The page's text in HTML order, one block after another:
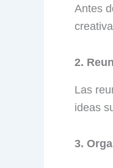
Antes
2.
Las
ideas
3.